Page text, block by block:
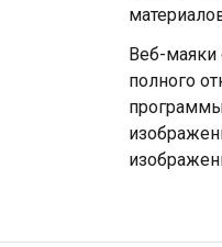
Веб-маяки
полного